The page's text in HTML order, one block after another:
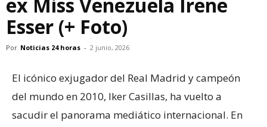
Esser (+ Foto)
Por Noticias 24 horas - 2 junio, 2026
El icónico exjugador del Real Madrid y campeón
del mundo en 2010, Iker Casillas, ha vuelto a
sacudir el panorama mediático internacional. En